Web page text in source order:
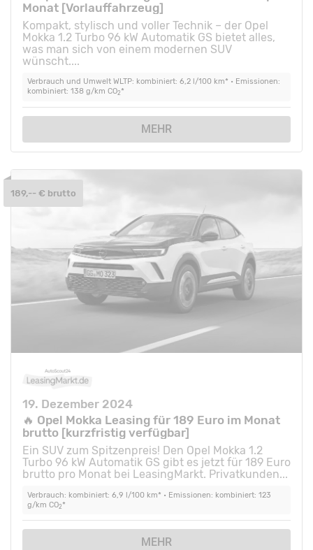
Monat [Vorlauffahrzeug]
Kompakt, stylisch und voller Technik – der Opel
Mokka 1.2 Turbo 96 kW Automatik GS bietet alles,
was man sich von einem modernen SUV
wünscht....
Verbrauch und Umwelt WLTP: kombiniert: 6,2 l/100 km* • Emissionen:
kombiniert: 138 g/km CO2*
MEHR
19. Dezember 2024
🔥 Opel Mokka Leasing für 189 Euro im Monat
brutto [kurzfristig verfügbar]
Ein SUV zum Spitzenpreis! Den Opel Mokka 1.2
Turbo 96 kW Automatik GS gibt es jetzt für 189 Euro
brutto pro Monat bei LeasingMarkt. Privatkunden...
Verbrauch: kombiniert: 6,9 l/100 km* • Emissionen: kombiniert: 123
g/km CO2*
MEHR
189,-- € brutto